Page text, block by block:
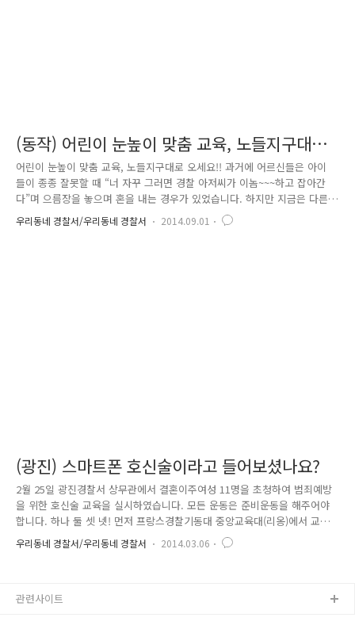
(동작) 어린이 눈높이 맞춤 교육, 노들지구대로
오세요!!
어린이 눈높이 맞춤 교육, 노들지구대로 오세요!! 과거에 어르신들은 아이
들이 종종 잘못할 때 “너 자꾸 그러면 경찰 아저씨가 이놈~~~하고 잡아간
다”며 으름장을 놓으며 혼을 내는 경우가 있었습니다. 하지만 지금은 다른
데요, 바로 경찰관은 어린이들의 영웅이자, 선망의 대상이 되었습니다. 우
리나라 미래의 주역이자 희망인 어린이들이 경찰관을 직접 만나고 체험하
우리동네 경찰서/우리동네 경찰서 2014.09.01
(광진) 스마트폰 호신술이라고 들어보셨나요?
2월 25일 광진경찰서 상무관에서 결혼이주여성 11명을 초청하여 범죄예방
을 위한 호신술 교육을 실시하였습니다. 모든 운동은 준비운동을 해주어야
합니다. 하나 둘 셋 넷! 먼저 프랑스경찰기동대 중앙교육대(리옹)에서 교관
교육을 이수한 광진의 미소천사 김용재 경찰관의 호신술 시범을 보고....
결혼이주여성들과 자녀들이 한수 배워보았습니다. 스마트폰... “여보세요
지금 바로 스마트폰을 이용한 호신술 방법을 배워보겠습니다. 긴급한 상황
우리동네 경찰서/우리동네 경찰서 2014.03.06
관련사이트